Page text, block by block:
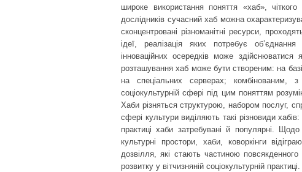
широке використання поняття «хаб»,
дослідників сучасний хаб можна
сконцентровані різноманітні ресурси,
ідеї, реалізація яких потребує
інноваційних осередків може
розташування хаб може бути створеним: на
на спеціальних серверах; комбінованим,
соціокультурній сфері під цим поняттям
Хаби різняться структурою, набором послуг,
сфері культури виділяють такі різновиди хабів:
практиці хаби затребувані й популярні.
культурні простори, хаби, коворкінги
дозвілля, які стають частиною
розвитку у вітчизняній соціокультурній практиці.